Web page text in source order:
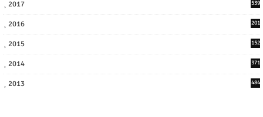
2017
539
2016
201
2015 152
2014 371
2013 484